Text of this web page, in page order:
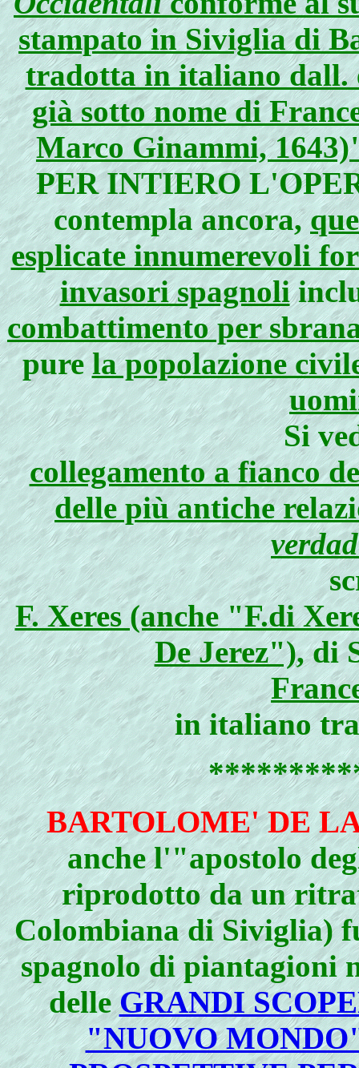
stampato in Siviglia di
tradotta in italiano dall.
già sotto nome di
Marco Ginammi,
PER INTIERO
contempla ancora,
esplicate innumerevoli
invasori spagnoli
combattimento per
purela popolazione
Si
collegamento a fianco
delle più antiche
F. Xeres (anche "F.di
De Jerez"), di
in italiano
BARTOLOME' DE
anche l'"apostolo
riprodotto da un
Colombiana di Siviglia)
spagnolo di piantagioni
delleGRANDI
"NUOVO